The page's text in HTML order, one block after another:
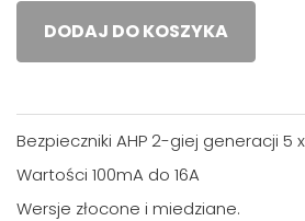
DODAJ DO KOSZYKA
Bezpieczniki AHP 2-giej generacji 5
Wartości 100mA do 16A
Wersje złocone i miedziane.